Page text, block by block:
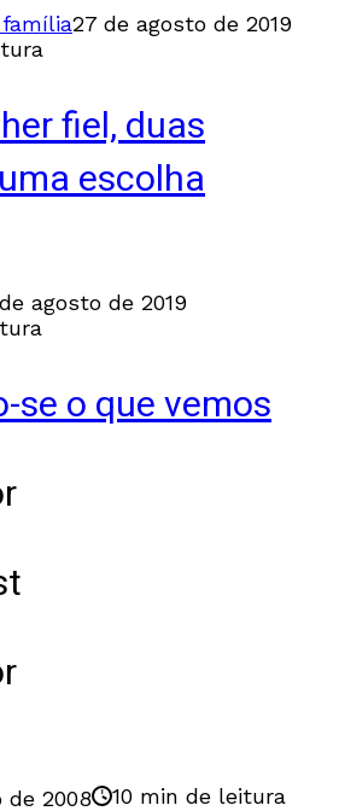
27 de agosto de 2019
fiel, duas
escolha
agosto de 2019
se o que vemos
de 2008 10 min de leitura